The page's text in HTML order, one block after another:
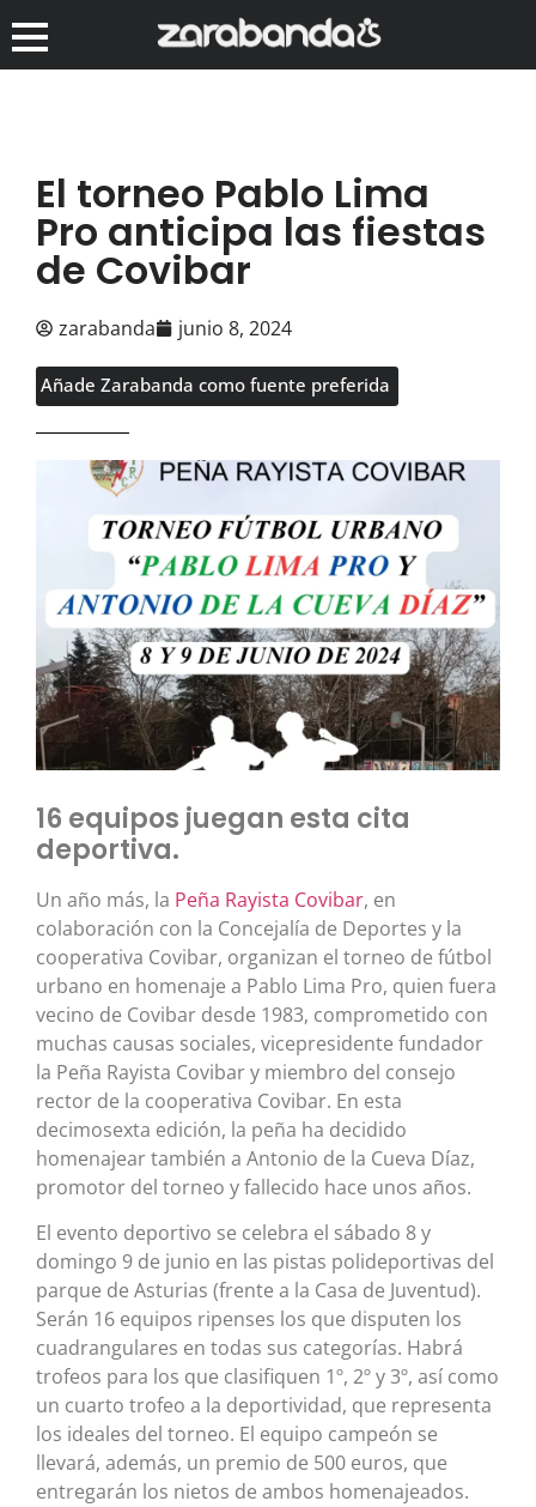
El torneo Pablo Lima
Pro anticipa las fiestas
de Covibar
zarabanda junio 8, 2024
Añade Zarabanda como fuente preferida
16 equipos juegan esta cita
deportiva.
Un año más, la Peña Rayista Covibar, en
colaboración con la Concejalía de Deportes y la
cooperativa Covibar, organizan el torneo de fútbol
urbano en homenaje a Pablo Lima Pro, quien fuera
vecino de Covibar desde 1983, comprometido con
muchas causas sociales, vicepresidente fundador
la Peña Rayista Covibar y miembro del consejo
rector de la cooperativa Covibar. En esta
decimosexta edición, la peña ha decidido
homenajear también a Antonio de la Cueva Díaz,
promotor del torneo y fallecido hace unos años.
El evento deportivo se celebra el sábado 8 y
domingo 9 de junio en las pistas polideportivas del
parque de Asturias (frente a la Casa de Juventud).
Serán 16 equipos ripenses los que disputen los
cuadrangulares en todas sus categorías. Habrá
trofeos para los que clasifiquen 1º, 2º y 3º, así como
un cuarto trofeo a la deportividad, que representa
los ideales del torneo. El equipo campeón se
llevará, además, un premio de 500 euros, que
entregarán los nietos de ambos homenajeados.